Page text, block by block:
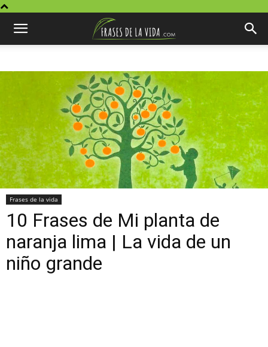
Frases de la vida
10 Frases de Mi planta de
naranja lima | La vida de un
niño grande